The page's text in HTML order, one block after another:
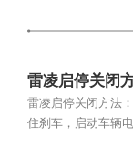
雷凌启停关闭
雷凌启停关闭方法
住刹车，启动车辆